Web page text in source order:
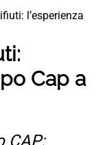
l’esperienza
Cap a